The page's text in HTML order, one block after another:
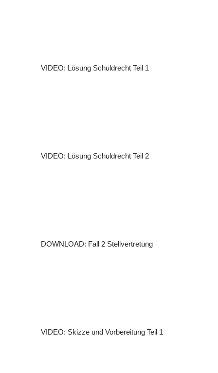
VIDEO: Lösung Schuldrecht Teil 1
VIDEO: Lösung Schuldrecht Teil 2
DOWNLOAD: Fall 2 Stellvertretung
VIDEO: Skizze und Vorbereitung Teil 1